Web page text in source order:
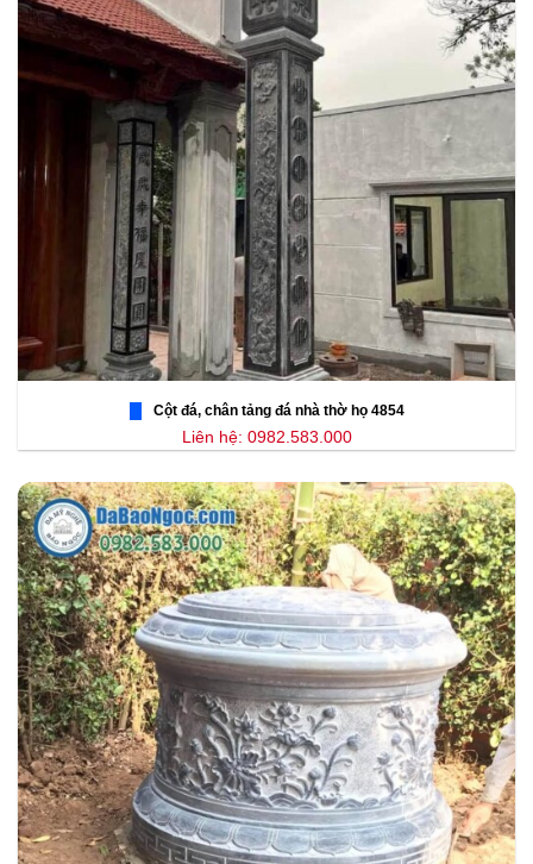
Cột đá, chân tảng đá nhà thờ họ 4854
Liên hệ: 0982.583.000